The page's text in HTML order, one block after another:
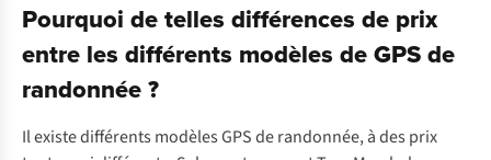
Pourquoi de telles différences de prix
entre les différents modèles de GPS de
randonnée ?
Il existe différents modèles GPS de randonnée, à des prix